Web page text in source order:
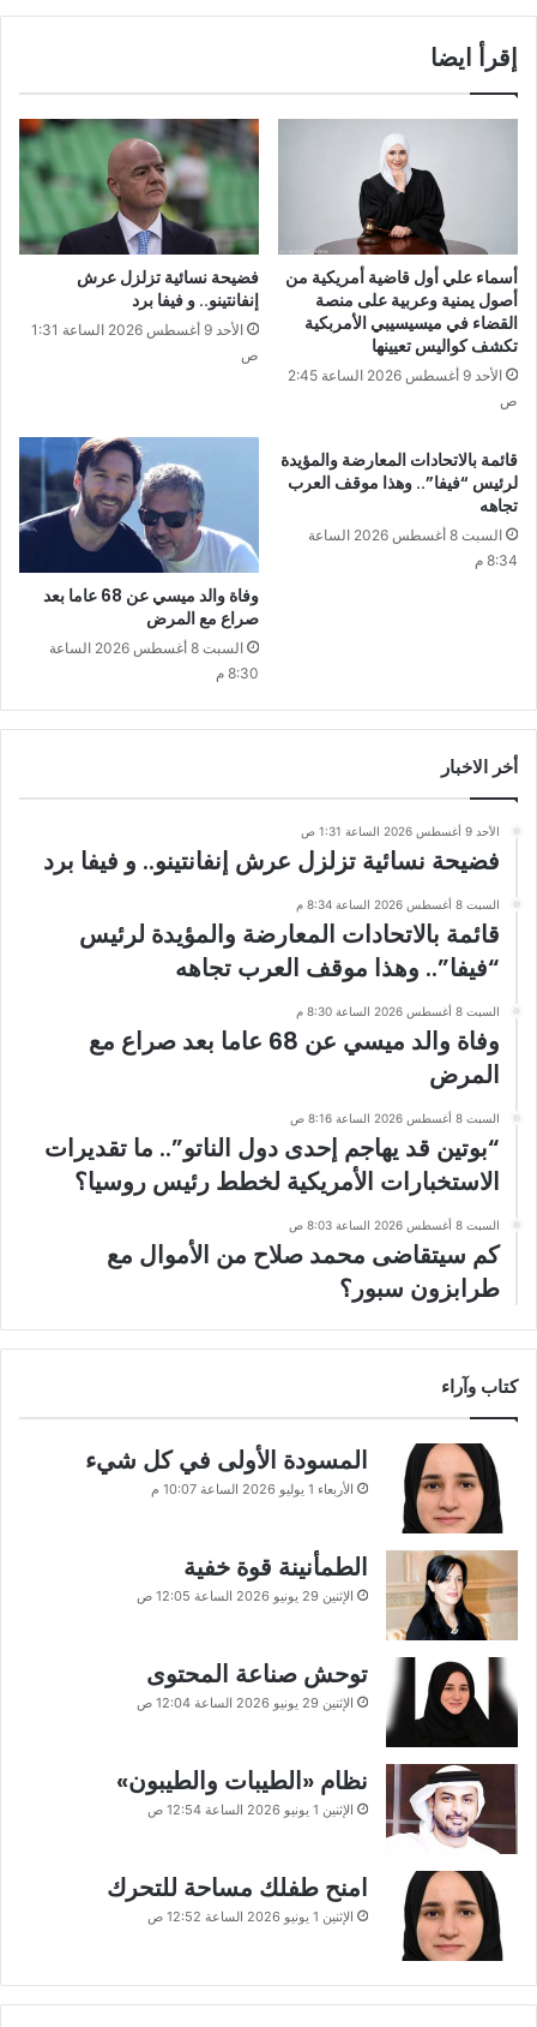
إقرأ ايضا
أسماء علي أول قاضية أمريكية من
أصول يمنية وعربية على منصة
القضاء في ميسيسيبي الأمربكية
تكشف كواليس تعيينها
الأحد 9 أغسطس 2026 الساعة 2:45
ص
فضيحة نسائية تزلزل عرش
إنفانتينو.. و فيفا برد
الأحد 9 أغسطس 2026 الساعة 1:31
ص
قائمة بالاتحادات المعارضة والمؤيدة
لرئيس “فيفا”.. وهذا موقف العرب
تجاهه
السبت 8 أغسطس 2026 الساعة
8:34 م
وفاة والد ميسي عن 68 عاما بعد
صراع مع المرض
السبت 8 أغسطس 2026 الساعة
8:30 م
أخر الاخبار
الأحد 9 أغسطس 2026 الساعة 1:31 ص
فضيحة نسائية تزلزل عرش إنفانتينو.. و فيفا برد
السبت 8 أغسطس 2026 الساعة 8:34 م
قائمة بالاتحادات المعارضة والمؤيدة لرئيس
“فيفا”.. وهذا موقف العرب تجاهه
السبت 8 أغسطس 2026 الساعة 8:30 م
وفاة والد ميسي عن 68 عاما بعد صراع مع
المرض
السبت 8 أغسطس 2026 الساعة 8:16 ص
“بوتين قد يهاجم إحدى دول الناتو”.. ما تقديرات
الاستخبارات الأمريكية لخطط رئيس روسيا؟
السبت 8 أغسطس 2026 الساعة 8:03 ص
كم سيتقاضى محمد صلاح من الأموال مع
طرابزون سبور؟
كتاب وآراء
المسودة الأولى في كل شيء
الأربعاء 1 يوليو 2026 الساعة 10:07 م
الطمأنينة قوة خفية
الإثنين 29 يونيو 2026 الساعة 12:05 ص
توحش صناعة المحتوى
الإثنين 29 يونيو 2026 الساعة 12:04 ص
نظام «الطيبات والطيبون»
الإثنين 1 يونيو 2026 الساعة 12:54 ص
امنح طفلك مساحة للتحرك
الإثنين 1 يونيو 2026 الساعة 12:52 ص